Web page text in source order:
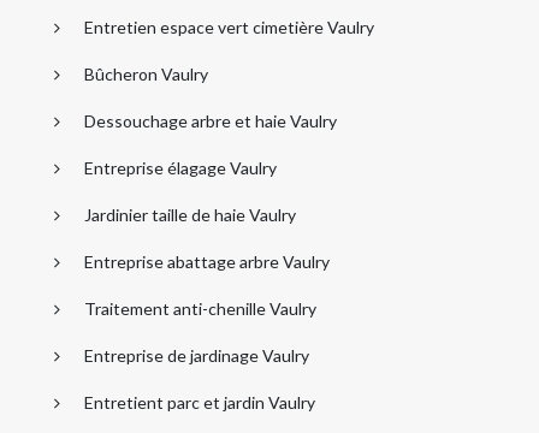
Entretien espace vert cimetière Vaulry
Bûcheron Vaulry
Dessouchage arbre et haie Vaulry
Entreprise élagage Vaulry
Jardinier taille de haie Vaulry
Entreprise abattage arbre Vaulry
Traitement anti-chenille Vaulry
Entreprise de jardinage Vaulry
Entretient parc et jardin Vaulry